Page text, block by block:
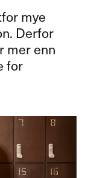
mye
Derfor
mer enn
for